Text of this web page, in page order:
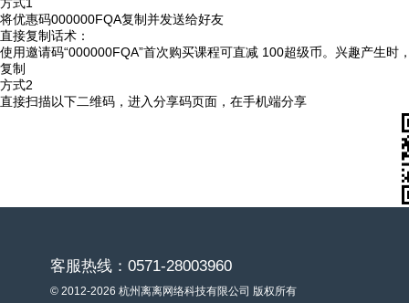
将优惠码000000FQA复制并发送给好友
直接复制话术：
使用邀请码“000000FQA”首次购买课程可直减 100超级币。兴趣产生时
复制
方式2
直接扫描以下二维码，进入分享码页面，在手机端分享
客服热线：0571-28003960
© 2012-2026 杭州离离网络科技有限公司 版权所有